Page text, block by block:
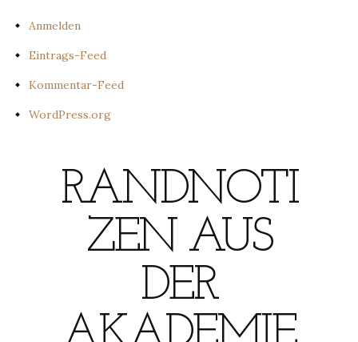
Anmelden
Eintrags-Feed
Kommentar-Feed
WordPress.org
RANDNOTI
ZEN AUS
DER